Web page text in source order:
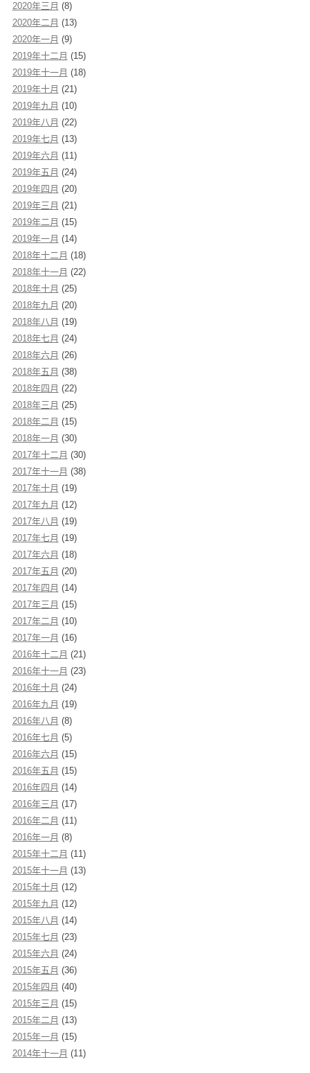
2020年三月 (8)
2020年二月 (13)
2020年一月 (9)
2019年十二月 (15)
2019年十一月 (18)
2019年十月 (21)
2019年九月 (10)
2019年八月 (22)
2019年七月 (13)
2019年六月 (11)
2019年五月 (24)
2019年四月 (20)
2019年三月 (21)
2019年二月 (15)
2019年一月 (14)
2018年十二月 (18)
2018年十一月 (22)
2018年十月 (25)
2018年九月 (20)
2018年八月 (19)
2018年七月 (24)
2018年六月 (26)
2018年五月 (38)
2018年四月 (22)
2018年三月 (25)
2018年二月 (15)
2018年一月 (30)
2017年十二月 (30)
2017年十一月 (38)
2017年十月 (19)
2017年九月 (12)
2017年八月 (19)
2017年七月 (19)
2017年六月 (18)
2017年五月 (20)
2017年四月 (14)
2017年三月 (15)
2017年二月 (10)
2017年一月 (16)
2016年十二月 (21)
2016年十一月 (23)
2016年十月 (24)
2016年九月 (19)
2016年八月 (8)
2016年七月 (5)
2016年六月 (15)
2016年五月 (15)
2016年四月 (14)
2016年三月 (17)
2016年二月 (11)
2016年一月 (8)
2015年十二月 (11)
2015年十一月 (13)
2015年十月 (12)
2015年九月 (12)
2015年八月 (14)
2015年七月 (23)
2015年六月 (24)
2015年五月 (36)
2015年四月 (40)
2015年三月 (15)
2015年二月 (13)
2015年一月 (15)
2014年十一月 (11)